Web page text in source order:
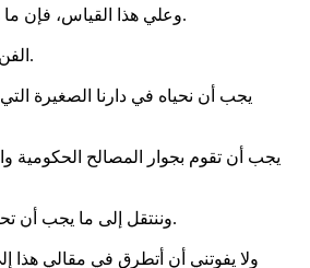
وعلي هذا القياس، فإن ما هو قبيح دليل علي الشر، وما هو جميل دليل علي الخير. من ثم قلنا إن ازدهار الفن هو ازدهار للخلق الحميد، فليس الفن ترفا، ليس الفن كماليا، ومن هنا وجبت العناية به.
الفن يجب ألا يكون كورود الزينة الصناعية، خاليا من الحياة، آتيا من خارج نفوسنا، نصطنعه للتجميل. يجب أن ينبعث الفن من كل فرد منا، يكون إفرازا طبيعيا للمجتمع بأسره.
يجب أن نحياه في دارنا الصغيرة
يجب أن تقوم بجوار المصالح الحكومية
وننتقل إلى ما يجب أن تحققه المكتبة من خدمات لدور الثقافة والفكر، إذ يتعين علي المكتبة أن توفر الخدمة للقراء، علي اختلاف مستوياتهم، القارئ العام، والقارئ المتخصص علي وجه التحديد.
ولا يفوتني أن أتطرق في مقالي هذا